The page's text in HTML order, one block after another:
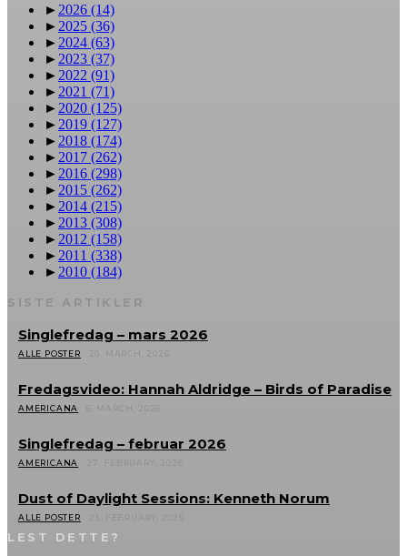
► 2026 (14)
► 2025 (36)
► 2024 (63)
► 2023 (37)
► 2022 (91)
► 2021 (71)
► 2020 (125)
► 2019 (127)
► 2018 (174)
► 2017 (262)
► 2016 (298)
► 2015 (262)
► 2014 (215)
► 2013 (308)
► 2012 (158)
► 2011 (338)
► 2010 (184)
SISTE ARTIKLER
Singlefredag – mars 2026
ALLE POSTER 20. MARCH, 2026
Fredagsvideo: Hannah Aldridge – Birds of Paradise
AMERICANA 6. MARCH, 2026
Singlefredag – februar 2026
AMERICANA
Dust of Daylight Sessions: Kenneth Norum
ALLE POSTER
LEST DETTE?